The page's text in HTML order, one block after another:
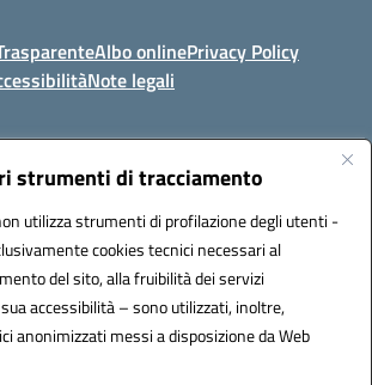
strumenti di tracciamento
utilizza strumenti di profilazione degli utenti -
cookies tecnici necessari al
del sito, alla fruibilità dei servizi
accessibilità – sono utilizzati, inoltre,
anonimizzati messi a disposizione da Web
Albo onlinePrivacy Policy
Note legali
41 RUDIANO 25030 RUDIANO
(PEC):bsic86100r@pec.istruzione.it
BSIC86100R